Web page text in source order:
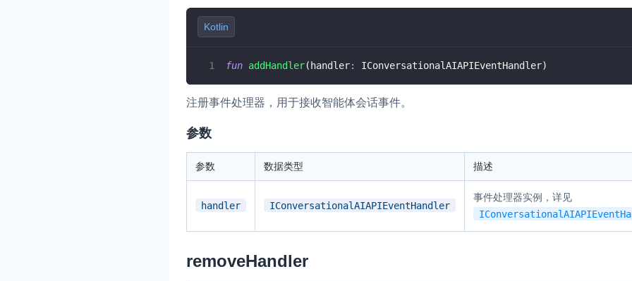
的实时消息及状态同步解决方案
全球化的即时聊天云服务。
融合 CDN 直播
媒体流加速
人与人、人与物、物与物的实时互动连接
全周期通话质量检测、回溯和分析方案
控制台
开通和管理声网各项产品服务的统一入
Kotlin
fun addHandler( handler: IConversationalAIAPIEventHandler)
注册事件处理器，用于接收智能体会话事件。
参数
参数 数据类型 描述
handler IConversationalAIAPIEventHandler
事件处理器实例，详见
removeHandler